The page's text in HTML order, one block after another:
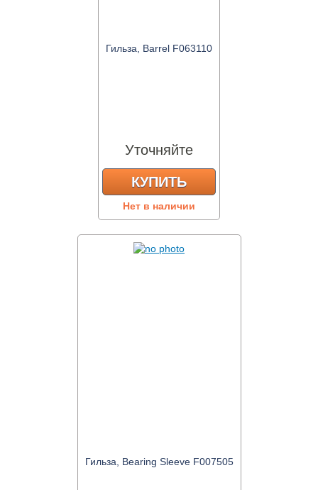
Гильза, Barrel F063110
Уточняйте
КУПИТЬ
Нет в наличии
Гильза, Bearing Sleeve F007505